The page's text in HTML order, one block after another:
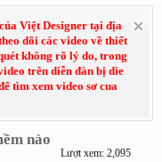
Việt Designer tại địa
dõi các video về thiết
không rõ lý do, trong
trên diễn đàn bị die
tìm xem video sơ cua
nào
Lượt xem: 2,095